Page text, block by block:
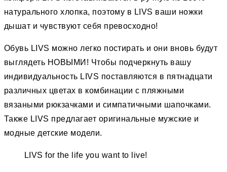
натурального хлопка, поэтому в LIVS ваши ножки
дышат и чувствуют себя превосходно!
Обувь LIVS можно легко постирать и они вновь будут
выглядеть НОВЫМИ! Чтобы подчеркнуть вашу
индивидуальность LIVS поставляются в пятнадцати
различных цветах в комбинации с пляжными
вязаными рюкзачками и симпатичными шапочками.
Также LIVS предлагает оригинальные мужские и
модные детские модели.
LIVS for the life you want to live!